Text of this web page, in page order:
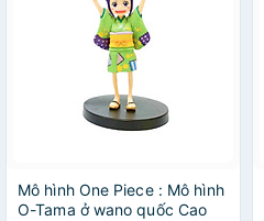
Mô hình One Piece : Mô hình
O-Tama ở wano quốc Cao